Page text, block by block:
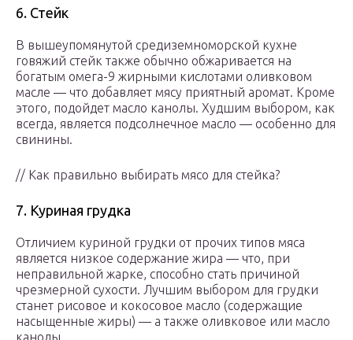
6. Стейк
В вышеупомянутой средиземноморской кухне
говяжий стейк также обычно обжаривается на
богатым омега-9 жирными кислотами оливковом
масле — что добавляет мясу приятный аромат. Кроме
этого, подойдет масло канолы. Худшим выбором, как
всегда, является подсолнечное масло — особенно для
свинины.
// Как правильно выбирать мясо для стейка?
7. Куриная грудка
Отличием куриной грудки от прочих типов мяса
является низкое содержание жира — что, при
неправильной жарке, способно стать причиной
чрезмерной сухости. Лучшим выбором для грудки
станет рисовое и кокосовое масло (содержащие
насыщенные жиры) — а также оливковое или масло
канолы.